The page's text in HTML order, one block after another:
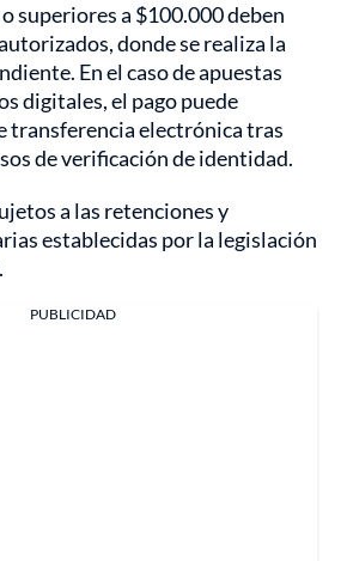
superiores a $100.000 deben
donde se realiza la
En el caso de apuestas
digitales, el pago puede
transferencia electrónica tras
de verificación de identidad.
a las retenciones y
establecidas por la legislación
PUBLICIDAD